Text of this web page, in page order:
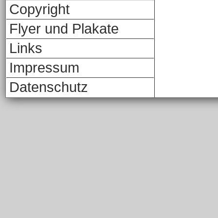
Copyright
Flyer und Plakate
Links
Impressum
Datenschutz